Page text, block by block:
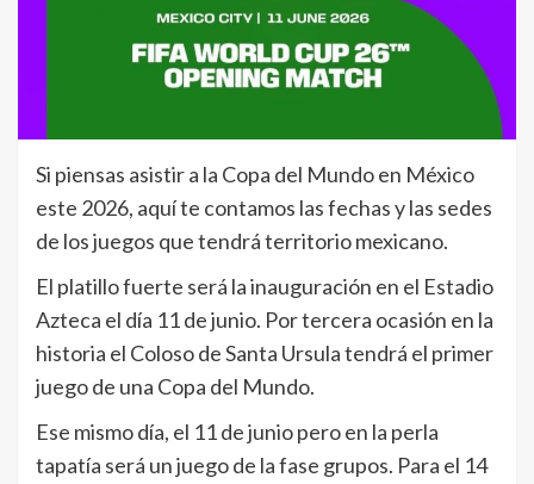
Si piensas asistir a la Copa del Mundo en México
este 2026, aquí te contamos las fechas y las sedes
de los juegos que tendrá territorio mexicano.
El platillo fuerte será la inauguración en el Estadio
Azteca el día 11 de junio. Por tercera ocasión en la
historia el Coloso de Santa Ursula tendrá el primer
juego de una Copa del Mundo.
Ese mismo día, el 11 de junio pero en la perla
tapatía será un juego de la fase grupos. Para el 14